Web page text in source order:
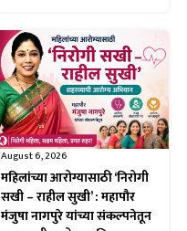
August 6, 2026
महिलांच्या आरोग्यासाठी ‘निरोगी
सखी – राहील सुखी’ : महापौर
मंजुषा नागपुरे यांच्या संकल्पनेतून